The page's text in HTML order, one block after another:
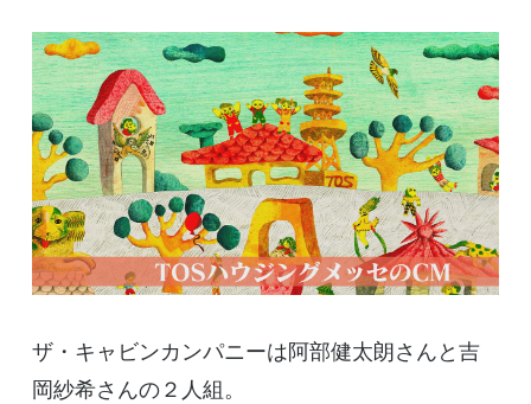
ザ・キャビンカンパニーは阿部健太朗さんと吉
岡紗希さんの２人組。